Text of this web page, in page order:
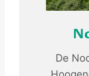
De